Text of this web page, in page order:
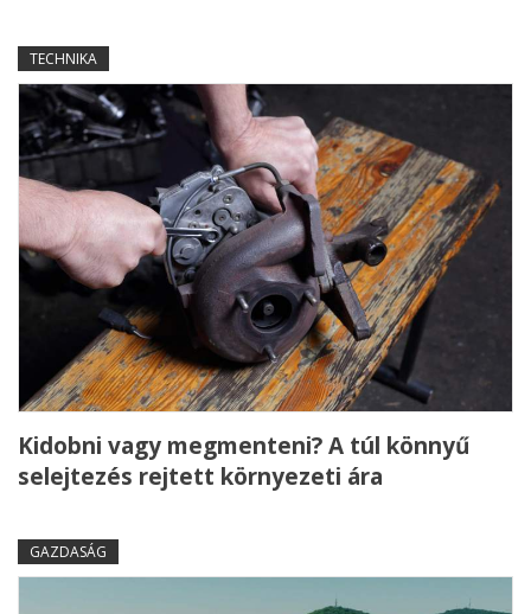
TECHNIKA
Kidobni vagy megmenteni? A túl könnyű
selejtezés rejtett környezeti ára
GAZDASÁG